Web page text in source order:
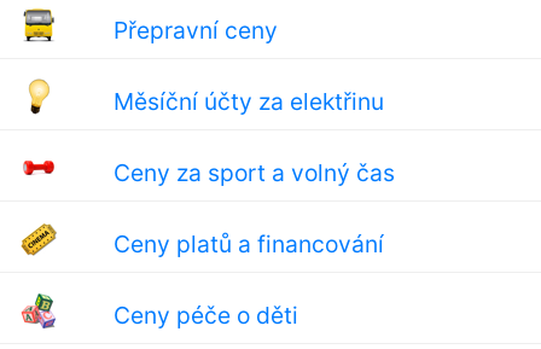
Přepravní ceny
Měsíční účty za elektřinu
Ceny za sport a volný čas
Ceny platů a financování
Ceny péče o děti